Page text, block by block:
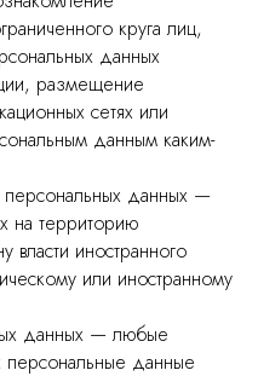
круга лиц,
данных
размещение
сетях или
данным каким-
персональных данных —
на территорию
власти иностранного
или иностранному
данных — любые
персональные данные